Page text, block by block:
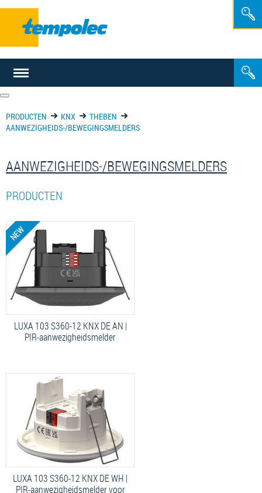
FR
NL
PRODUCTEN KNX
THEBEN
AANWEZIGHEIDS-/BEWEGINGSMELDERS
AANWEZIGHEIDS-/BEWEGINGSMELDERS
PRODUCTEN
LUXA 103 S360-12 KNX DE AN |
PIR-aanwezigheidsmelder
LUXA 103 S360-12 KNX DE WH |
PIR-aanwezigheidsmelder voor